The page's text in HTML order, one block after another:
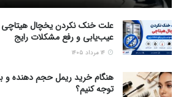
علت خنک نکردن یخچال هیتاچی
عیب‌یابی و رفع مشکلات رایج
هنگام خرید ریمل حجم دهنده و
توجه کنیم؟